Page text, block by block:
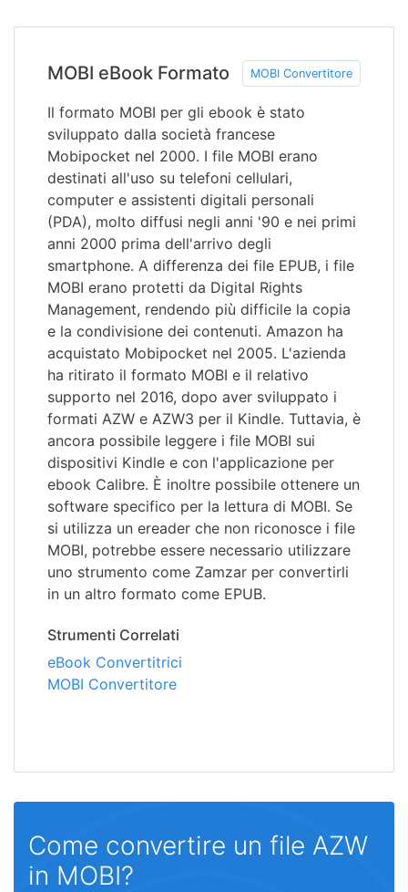
MOBI eBook Formato MOBI Convertitore
Il formato MOBI per gli ebook è stato
sviluppato dalla società francese
Mobipocket nel 2000. I file MOBI erano
destinati all'uso su telefoni cellulari,
computer e assistenti digitali personali
(PDA), molto diffusi negli anni '90 e nei primi
anni 2000 prima dell'arrivo degli
smartphone. A differenza dei file EPUB, i file
MOBI erano protetti da Digital Rights
Management, rendendo più difficile la copia
e la condivisione dei contenuti. Amazon ha
acquistato Mobipocket nel 2005. L'azienda
ha ritirato il formato MOBI e il relativo
supporto nel 2016, dopo aver sviluppato i
formati AZW e AZW3 per il Kindle. Tuttavia, è
ancora possibile leggere i file MOBI sui
dispositivi Kindle e con l'applicazione per
ebook Calibre. È inoltre possibile ottenere un
software specifico per la lettura di MOBI. Se
si utilizza un ereader che non riconosce i file
MOBI, potrebbe essere necessario utilizzare
uno strumento come Zamzar per convertirli
in un altro formato come EPUB.
Strumenti Correlati
eBook Convertitrici
MOBI Convertitore
Come convertire un file AZW
in MOBI?